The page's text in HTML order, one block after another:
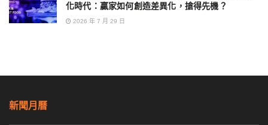
化時代：贏家如何創造差異化，搶得先機？
2026 年 7 月 29 日
新聞月曆